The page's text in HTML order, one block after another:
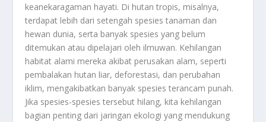
keanekaragaman hayati. Di hutan tropis, misalnya,
terdapat lebih dari setengah spesies tanaman dan
hewan dunia, serta banyak spesies yang belum
ditemukan atau dipelajari oleh ilmuwan. Kehilangan
habitat alami mereka akibat perusakan alam, seperti
pembalakan hutan liar, deforestasi, dan perubahan
iklim, mengakibatkan banyak spesies terancam punah.
Jika spesies-spesies tersebut hilang, kita kehilangan
bagian penting dari jaringan ekologi yang mendukung